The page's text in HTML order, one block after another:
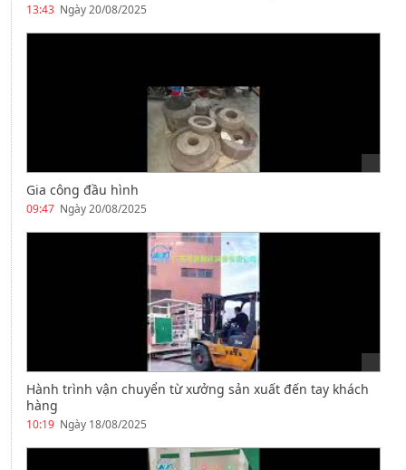
13:43 Ngày 20/08/2025
Gia công đầu hình
09:47 Ngày 20/08/2025
Hành trình vận chuyển từ xưởng sản xuất đến tay khách
hàng
10:19 Ngày 18/08/2025